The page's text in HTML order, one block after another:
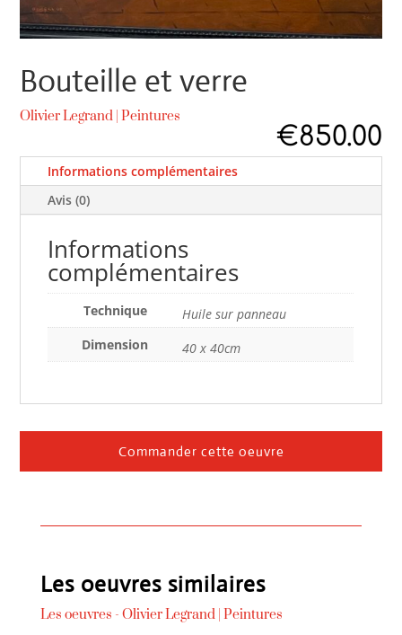
Bouteille et verre
Olivier Legrand |Peintures
€850.00
Informations complémentaires
Avis (0)
Informations
complémentaires
Technique
Huile sur panneau
Dimension
40 x 40cm
Commander cette oeuvre
Les oeuvres similaires
Les oeuvres - Olivier Legrand| Peintures